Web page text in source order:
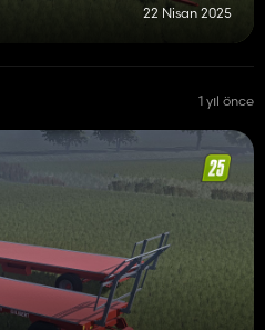
22 Nisan 2025
1 yıl önce